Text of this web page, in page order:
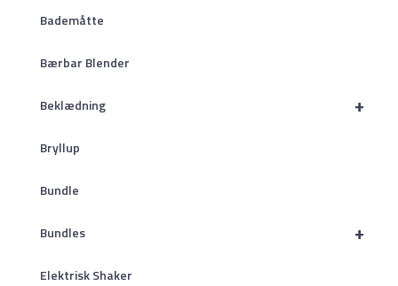
Bademåtte
Bærbar Blender
+
Beklædning
Bryllup
Bundle
+
Bundles
Elektrisk Shaker